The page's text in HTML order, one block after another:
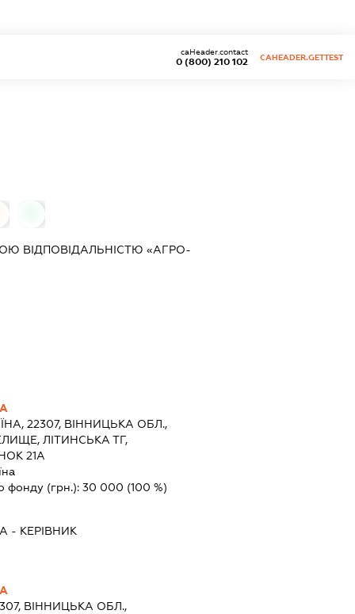
0 (800) 210 102
caHeader.contact
CAHEADER.GETTEST
ВІДПОВІДАЛЬНІСТЮ «АГРО-
22307, ВІННИЦЬКА ОБЛ.,
ЛІТИНСЬКА ТГ,
21А
фонду (грн.): 30 000 (100 %)
- КЕРІВНИК
ВІННИЦЬКА ОБЛ.,